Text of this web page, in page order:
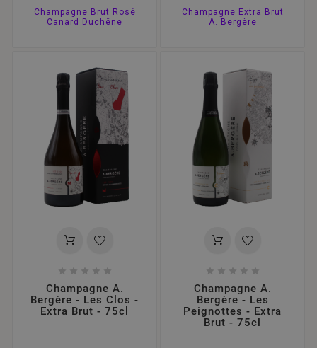
Champagne Brut Rosé
Canard Duchêne
Champagne Extra Brut
A. Bergère
    
Champagne A.
Bergère - Les Clos -
Extra Brut - 75cl
    
Champagne A.
Bergère - Les
Peignottes - Extra
Brut - 75cl